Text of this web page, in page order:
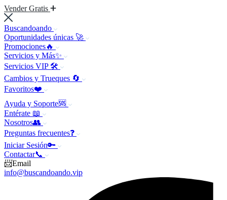
Vender Gratis
Buscandoando
Oportunidades únicas 🚀
Promociones🔥
Servicios y Más✨
Servicios VIP 🛠️
Cambios y Trueques 🔄
Favoritos❤️
Ayuda y Soporte🆘
Entérate 📖
Nosotros👥
Preguntas frecuentes❓
Iniciar Sesión🔑
Contactar📞
📨Email
info@buscandoando.vip